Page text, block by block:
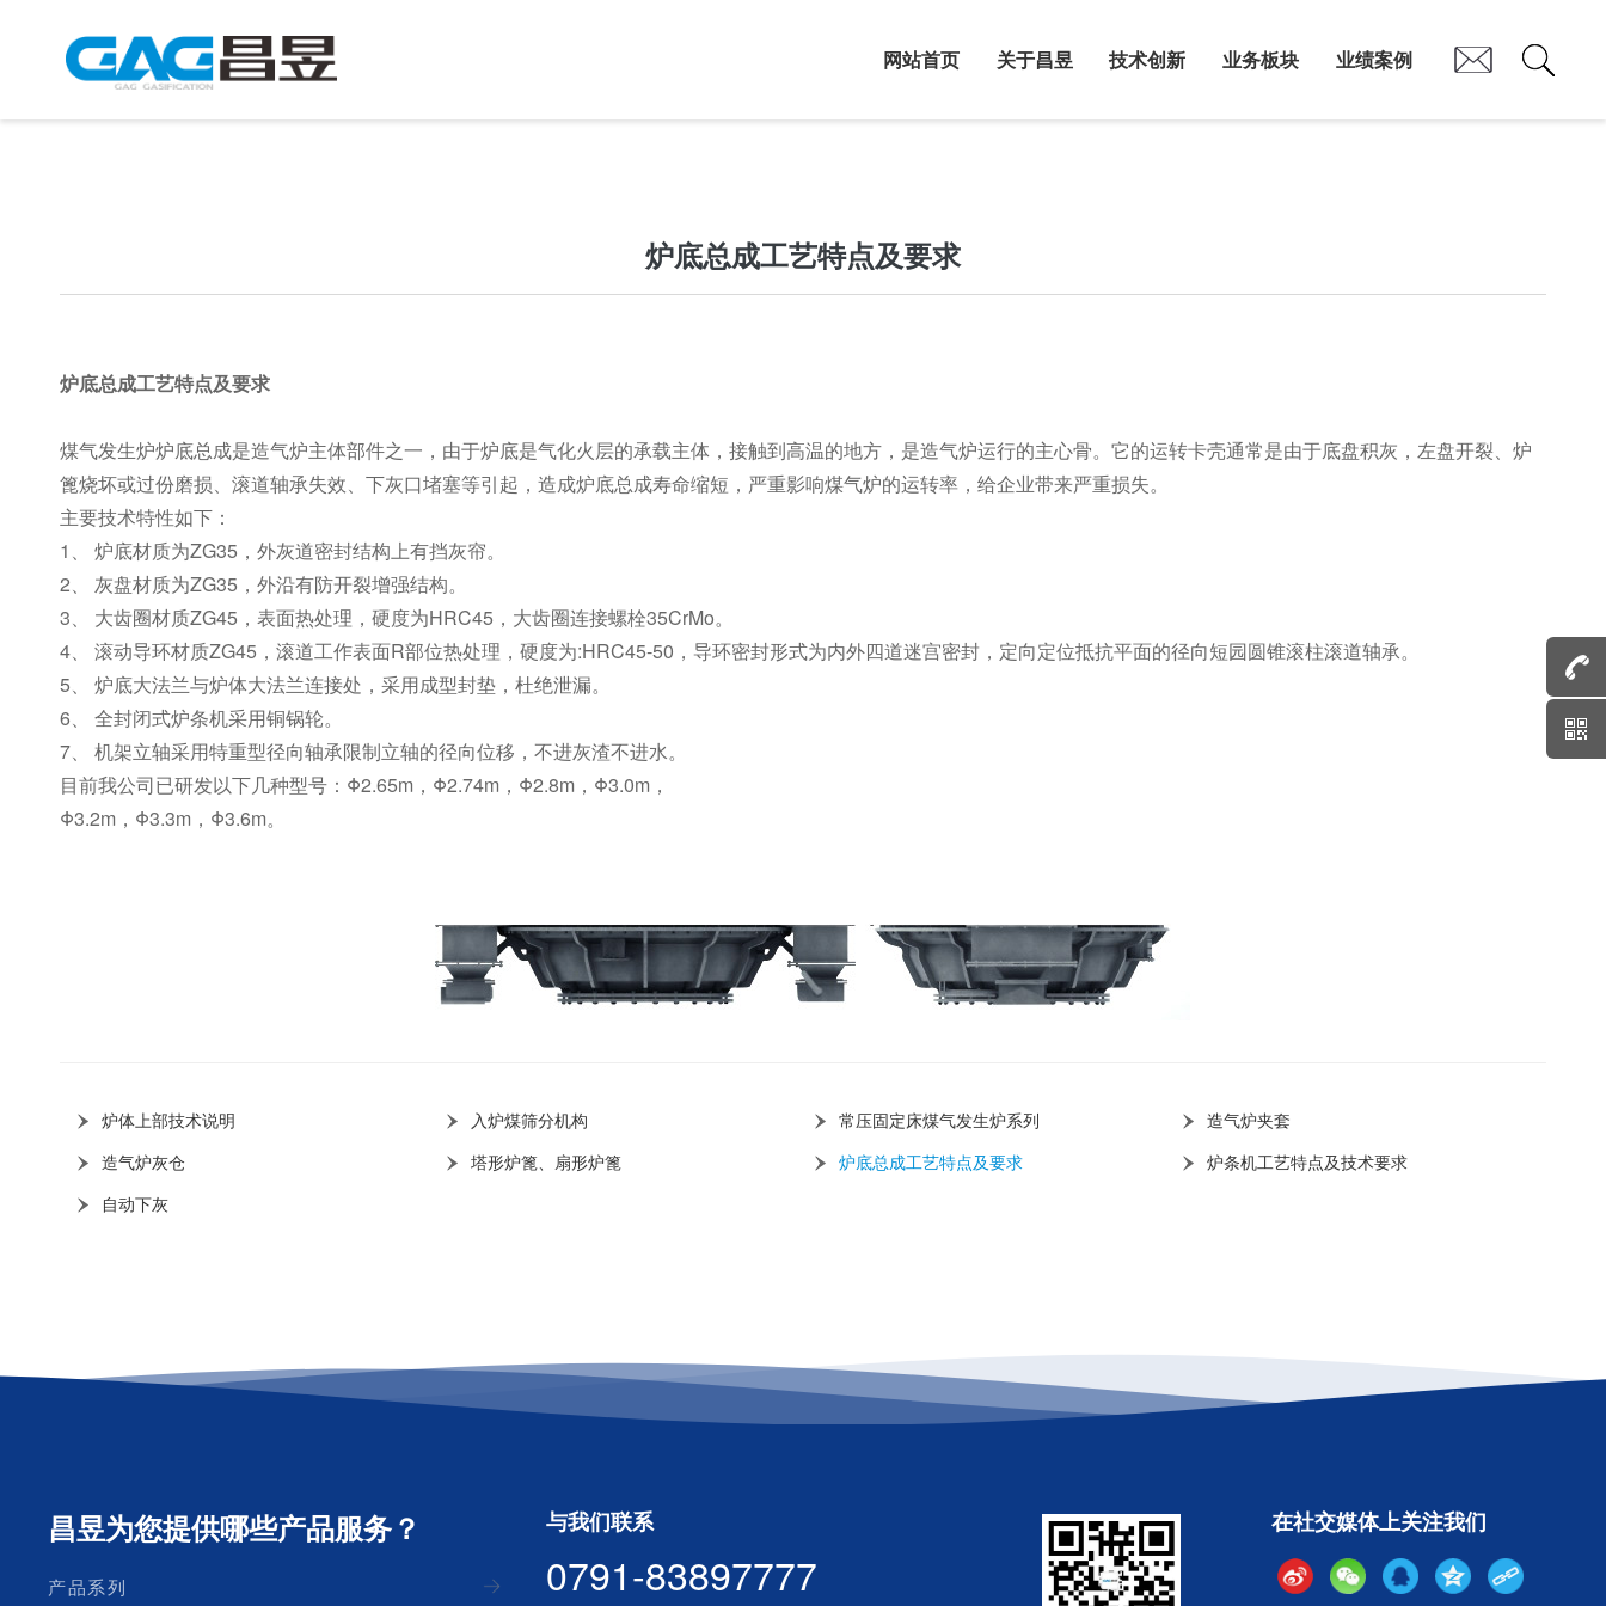
网站首页 关于昌昱
发展历程
企业理念
联系我们
技术创新 业务板块 业绩案例
炉底总成工艺特点及要求
炉底总成工艺特点及要求
煤气发生炉炉底总成是造气炉主体部件之一，由于炉底是气化火层的承载主体，接触到高温的地方，是造气炉运行的主心骨。它的运转卡壳通常是由于底盘积灰，左盘开裂、炉
篦烧坏或过份磨损、滚道轴承失效、下灰口堵塞等引起，造成炉底总成寿命缩短，严重影响煤气炉的运转率，给企业带来严重损失。
主要技术特性如下：
1、 炉底材质为ZG35，外灰道密封结构上有挡灰帘。
2、 灰盘材质为ZG35，外沿有防开裂增强结构。
3、 大齿圈材质ZG45，表面热处理，硬度为HRC45，大齿圈连接螺栓35CrMo。
4、 滚动导环材质ZG45，滚道工作表面R部位热处理，硬度为:HRC45-50，导环密封形式为内外四道迷宫密封，定向定位抵抗平面的径向短园圆锥滚柱滚道轴承。
5、 炉底大法兰与炉体大法兰连接处，采用成型封垫，杜绝泄漏。
6、 全封闭式炉条机采用铜锅轮。
7、 机架立轴采用特重型径向轴承限制立轴的径向位移，不进灰渣不进水。
目前我公司已研发以下几种型号：Φ2.65m，Φ2.74m，Φ2.8m，Φ3.0m，
Φ3.2m，Φ3.3m，Φ3.6m。
炉体上部技术说明 入炉煤筛分机构 常压固定床煤气发生炉系列
造气炉夹套
造气炉灰仓
塔形炉篦、扇形炉篦 炉底总成工艺特点及要求
炉条机工艺特点及技术要求
自动下灰
昌昱为您提供哪些产品服务？
产品系列
与我们联系
0791-83897777
在社交媒体上关注我们